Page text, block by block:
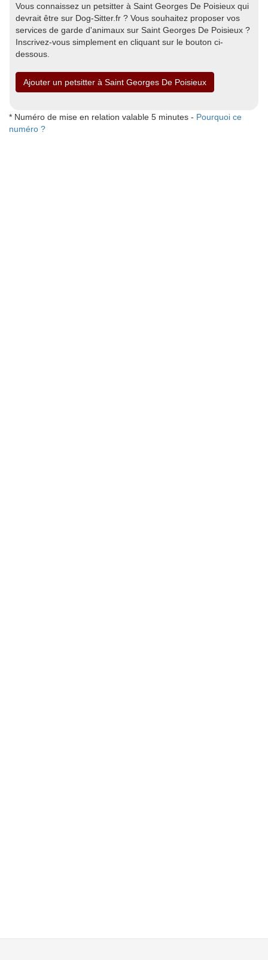
Vous connaissez un petsitter à Saint Georges De Poisieux qui
devrait être sur Dog-Sitter.fr ? Vous souhaitez proposer vos
services de garde d'animaux sur Saint Georges De Poisieux ?
Inscrivez-vous simplement en cliquant sur le bouton ci-
dessous.
Ajouter un petsitter à Saint Georges De Poisieux
* Numéro de mise en relation valable 5 minutes - Pourquoi ce
numéro ?